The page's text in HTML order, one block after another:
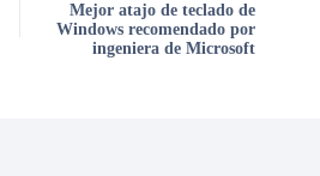
Mejor atajo de teclado de
Windows recomendado por
ingeniera de Microsoft